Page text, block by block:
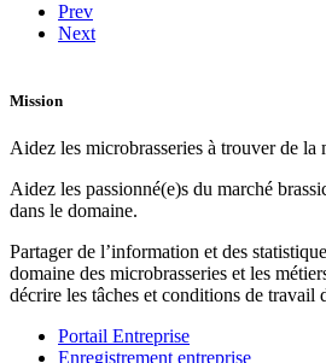
Prev
Next
Mission
Aidez les microbrasseries à trouver de la
Aidez les passionné(e)s du marché
dans le domaine.
Partager de l’information et des
domaine des microbrasseries et les
décrire les tâches et conditions de travail
Portail Entreprise
Enregistrement entreprise